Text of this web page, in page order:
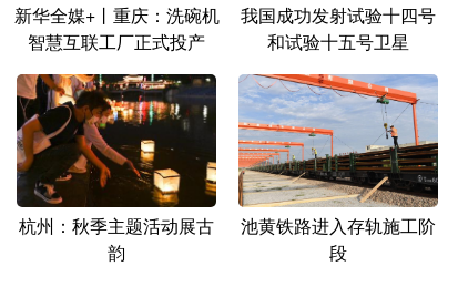
新华全媒+丨重庆：洗碗机
智慧互联工厂正式投产
我国成功发射试验十四号
和试验十五号卫星
杭州：秋季主题活动展古
韵
池黄铁路进入存轨施工阶
段